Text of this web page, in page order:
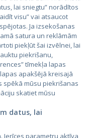
lai sniegtu” norādītos
visu” vai atsaucot
Ja izsekošanas
satura un reklāmām
piekļūt šai izvēlnei, lai
piekrišanu,
tīmekļa lapas
apakšējā kreisajā
spēkā mūsu piekrišanas
skatiet mūsu
datus, lai
Ierīces parametru aktīva